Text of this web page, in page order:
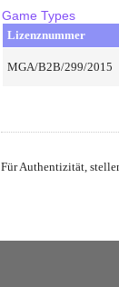
Game Types
Lizenznummer
MGA/B2B/299/2015
Für Authentizität,